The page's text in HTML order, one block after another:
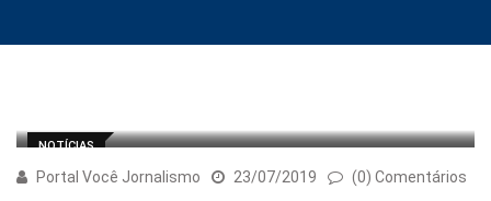
NOTÍCIAS
Portal Você Jornalismo 23/07/2019 (0) Comentários